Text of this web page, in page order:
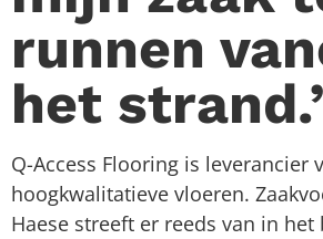
runnen
het
Q-Access Flooring is leverancier
hoogkwalitatieve vloeren.
Haese streeft er reeds van in